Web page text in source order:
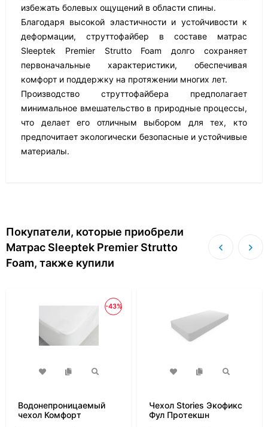
избежать болевых ощущений в области спины.
Благодаря высокой эластичности и устойчивости к
деформации, струттофайбер в составе матрас
Sleeptek Premier Strutto Foam долго сохраняет
первоначальные характеристики, обеспечивая
комфорт и поддержку на протяжении многих лет.
Производство струттофайбера предполагает
минимальное вмешательство в природные процессы,
что делает его отличным выбором для тех, кто
предпочитает экологически безопасные и устойчивые
материалы.
Покупатели, которые приобрели
Матрас Sleeptek Premier Strutto
Foam, также купили
-43%
Водонепроницаемый
чехол Комфорт
Чехол Stories Экофикс
Фул Протекшн